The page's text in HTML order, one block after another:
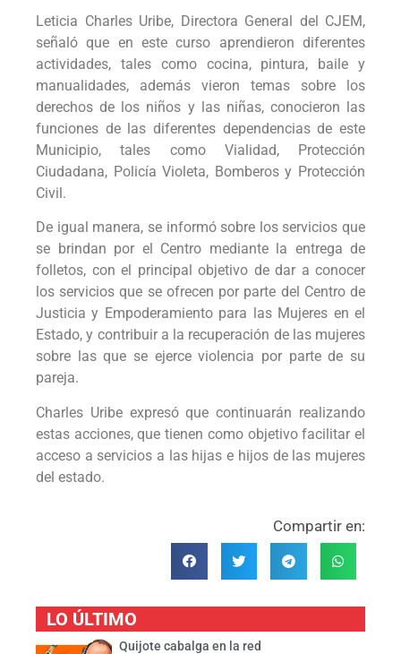
Leticia Charles Uribe, Directora General del CJEM,
señaló que en este curso aprendieron diferentes
actividades, tales como cocina, pintura, baile y
manualidades, además vieron temas sobre los
derechos de los niños y las niñas, conocieron las
funciones de las diferentes dependencias de este
Municipio, tales como Vialidad, Protección
Ciudadana, Policía Violeta, Bomberos y Protección
Civil.
De igual manera, se informó sobre los servicios que
se brindan por el Centro mediante la entrega de
folletos, con el principal objetivo de dar a conocer
los servicios que se ofrecen por parte del Centro de
Justicia y Empoderamiento para las Mujeres en el
Estado, y contribuir a la recuperación de las mujeres
sobre las que se ejerce violencia por parte de su
pareja.
Charles Uribe expresó que continuarán realizando
estas acciones, que tienen como objetivo facilitar el
acceso a servicios a las hijas e hijos de las mujeres
del estado.
Compartir en:
LO ÚLTIMO
Quijote cabalga en la red